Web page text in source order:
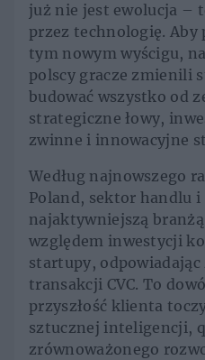
już nie jest ewolucja –
przez technologię. Aby
tym nowym wyścigu,
polscy gracze zmienili
budować wszystko od
strategiczne łowy,
zwinne i innowacyjne
Według najnowszego
Poland, sektor handlu
najaktywniejszą branżą
względem inwestycji
startupy,
transakcji CVC. To
przyszłość klienta
sztucznej inteligencji,
zrównoważonego